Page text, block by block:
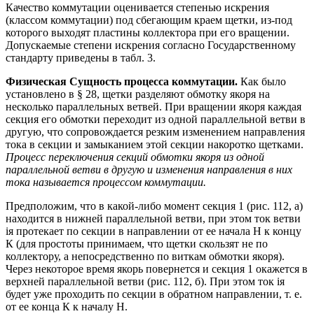
Качество коммутации оценивается степенью искрения
(классом коммутации) под сбегающим краем щетки, из-под
которого выходят пластины коллектора при его вращении.
Допускаемые степени искрения согласно Государственному
стандарту приведены в табл. 3.
Физическая Сущность процесса коммутации. Как было
установлено в § 28, щетки разделяют обмотку якоря на
несколько параллельных ветвей. При вращении якоря каждая
секция его обмотки переходит из одной параллельной ветви в
другую, что сопровождается резким изменением направления
тока в секции и замыканием этой секции накоротко щетками.
Процесс переключения секций обмотки якоря из одной
параллельной ветви в другую и изменения направления в них
тока называется процессом коммутации.
Предположим, что в какой-либо момент секция 1 (рис. 112, а)
находится в нижней параллельной ветви, при этом ток ветви
iя протекает по секции в направлении от ее начала Н к концу
К (для простоты принимаем, что щетки скользят не по
коллектору, а непосредственно по виткам обмотки якоря).
Через некоторое время якорь повернется и секция 1 окажется в
верхней параллельной ветви (рис. 112, б). При этом ток iя
будет уже проходить по секции в обратном направлении, т. е.
от ее конца К к началу Н.